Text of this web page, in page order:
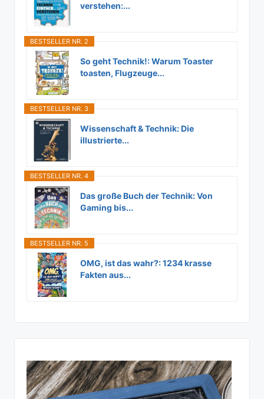
verstehen:...
BESTSELLER NR. 2
So geht Technik!: Warum Toaster
toasten, Flugzeuge...
BESTSELLER NR. 3
Wissenschaft & Technik: Die
illustrierte...
BESTSELLER NR. 4
Das große Buch der Technik: Von
Gaming bis...
BESTSELLER NR. 5
OMG, ist das wahr?: 1234 krasse
Fakten aus...